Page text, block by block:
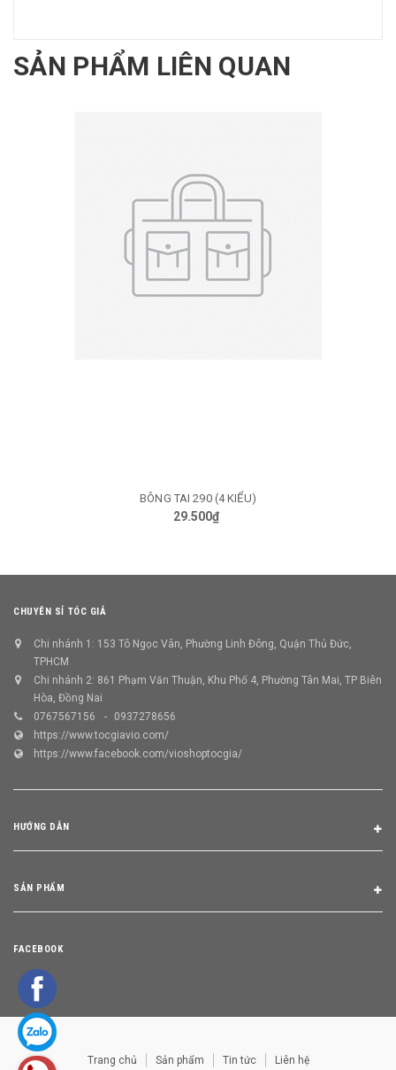
SẢN PHẨM LIÊN QUAN
BÔNG TAI 290 (4 KIỂU)
29.500₫
CHUYÊN SỈ TÓC GIẢ
Chi nhánh 1: 153 Tô Ngọc Vân, Phường Linh Đông, Quận Thủ Đức,
TPHCM
Chi nhánh 2: 861 Phạm Văn Thuận, Khu Phố 4, Phường Tân Mai, TP Biên
Hòa, Đồng Nai
0767567156
0937278656
https://www.tocgiavio.com/
https://www.facebook.com/vioshoptocgia/
HƯỚNG DẪN
SẢN PHẨM
FACEBOOK
Trang chủ Sản phẩm Tin tức Liên hệ